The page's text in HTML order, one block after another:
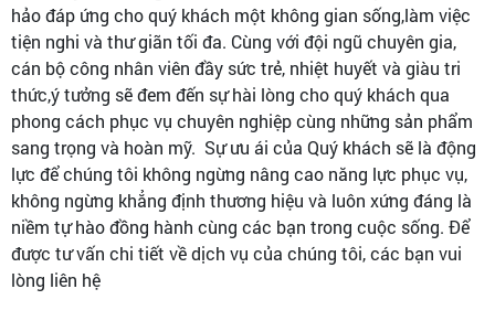
hảo đáp ứng cho quý khách một không gian sống,làm việc
tiện nghi và thư giãn tối đa. Cùng với đội ngũ chuyên gia,
cán bộ công nhân viên đầy sức trẻ, nhiệt huyết và giàu tri
thức,ý tưởng sẽ đem đến sự hài lòng cho quý khách qua
phong cách phục vụ chuyên nghiệp cùng những sản phẩm
sang trọng và hoàn mỹ. Sự ưu ái của Quý khách sẽ là động
lực để chúng tôi không ngừng nâng cao năng lực phục vụ,
không ngừng khẳng định thương hiệu và luôn xứng đáng là
niềm tự hào đồng hành cùng các bạn trong cuộc sống. Để
được tư vấn chi tiết về dịch vụ của chúng tôi, các bạn vui
lòng liên hệ